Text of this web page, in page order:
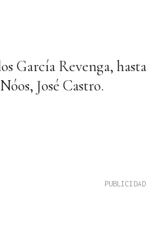
García Revenga, hasta
José Castro.